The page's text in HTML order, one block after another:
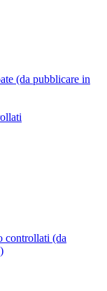
(da pubblicare in
controllati (da